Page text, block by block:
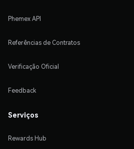
Phemex API
Referências de Contratos
Verificação Oficial
Feedback
Serviços
Rewards Hub